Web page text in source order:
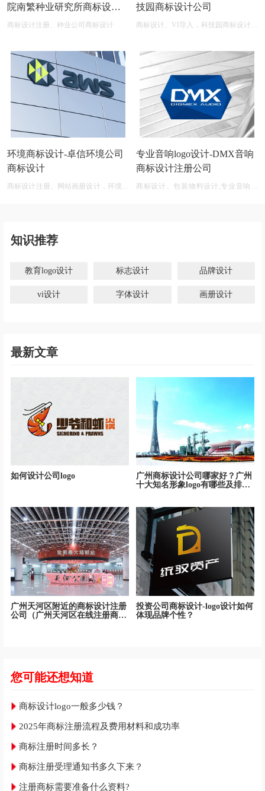
院南繁种业研究所商标设计
公司
商标设计注册、种业公司商标设计
技园商标设计公司
商标设计、VI导入，科技园商标设计在
环境商标设计-卓信环境公司
商标设计
商标设计注册、网站画册设计，环境商
专业音响logo设计-DMX音响
商标设计注册公司
商标设计、包装物料设计,专业音响公
知识推荐
教育logo设计 标志设计 品牌设计
vi设计 字体设计 画册设计
最新文章
如何设计公司logo
广州商标设计公司哪家好？广州
十大知名形象logo有哪些及排名
广州天河区附近的商标设计注册
公司（广州天河区在线注册商标
投资公司商标设计-logo设计如何
体现品牌个性？
您可能还想知道
商标设计logo一般多少钱？
2025年商标注册流程及费用材料和成功率
商标注册时间多长？
商标注册受理通知书多久下来？
注册商标需要准备什么资料?